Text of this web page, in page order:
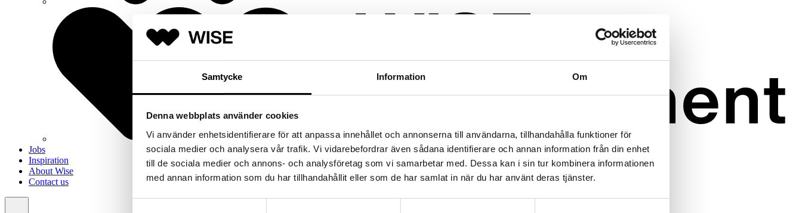
Samtycke Information Om
Denna webbplats använder cookies
Vi använder enhetsidentifierare för att anpassa innehållet och annonserna till användarna, tillhandahålla funktioner för
sociala medier och analysera vår trafik. Vi vidarebefordrar även sådana identifierare och annan information från din enhet
till de sociala medier och annons- och analysföretag som vi samarbetar med. Dessa kan i sin tur kombinera informationen
med annan information som du har tillhandahållit eller som de har samlat in när du har använt deras tjänster.
Jobs
Inspiration
About Wise
Contact us